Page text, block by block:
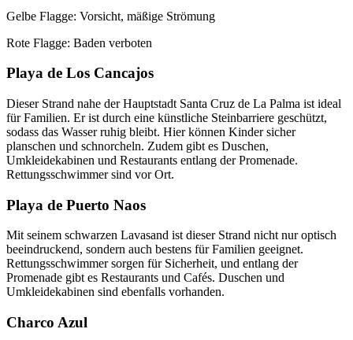
Gelbe Flagge: Vorsicht, mäßige Strömung
Rote Flagge: Baden verboten
Playa de Los Cancajos
Dieser Strand nahe der Hauptstadt Santa Cruz de La Palma ist ideal
für Familien. Er ist durch eine künstliche Steinbarriere geschützt,
sodass das Wasser ruhig bleibt. Hier können Kinder sicher
planschen und schnorcheln. Zudem gibt es Duschen,
Umkleidekabinen und Restaurants entlang der Promenade.
Rettungsschwimmer sind vor Ort.
Playa de Puerto Naos
Mit seinem schwarzen Lavasand ist dieser Strand nicht nur optisch
beeindruckend, sondern auch bestens für Familien geeignet.
Rettungsschwimmer sorgen für Sicherheit, und entlang der
Promenade gibt es Restaurants und Cafés. Duschen und
Umkleidekabinen sind ebenfalls vorhanden.
Charco Azul